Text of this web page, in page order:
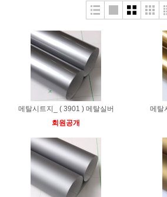
메탈시트지_ ( 3901 ) 메탈실버
회원공개
메탈